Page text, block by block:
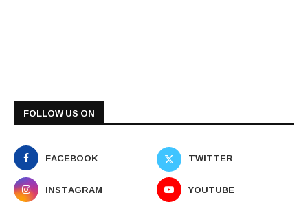
FOLLOW US ON
FACEBOOK
TWITTER
INSTAGRAM
YOUTUBE